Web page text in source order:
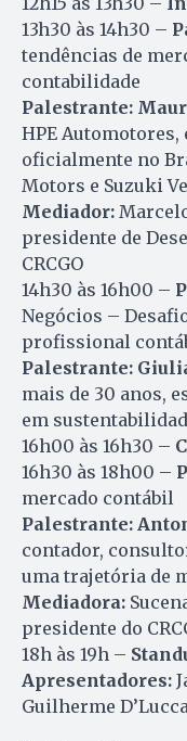
13h30 às 14h30 –
tendências de
contabilidade
Palestrante:
HPE
oficialmente no
Motors e Suzuki
Mediador:
presidente de
CRCGO
14h30 às 16h00 –
Negócios –
profissional
Palestrante:
mais de 30 anos,
em
16h00 às 16h30 –
16h30 às 18h00 –
mercado contábil
Palestrante:
contador,
uma trajetória de
Mediadora:
presidente do
18h às 19h –
Apresentadores:
Guilherme